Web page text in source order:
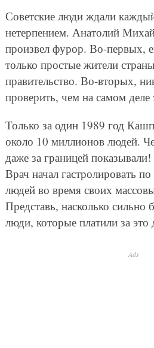
Советские люди ждали
нетерпением. Анатолий
произвел фурор. Во-первых,
только простые жители
правительство. Во-вторых,
проверить, чем на самом деле
Только за один 1989 год
около 10 миллионов людей.
даже за границей
Врач начал гастролировать
людей во время своих
Представь, насколько
люди, которые платили за это
Ads